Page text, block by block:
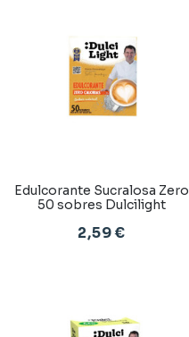
Edulcorante Sucralosa Zero
50 sobres Dulcilight
2,59 €